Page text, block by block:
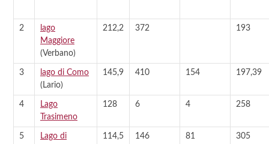
2
lago
Maggiore
(Verbano)
212,2 372 193
3
lago di Como
(Lario)
145,9 410 154 197,39
4
Lago
Trasimeno
128 6 4 258
5
Lago di
114,5 146 81 305